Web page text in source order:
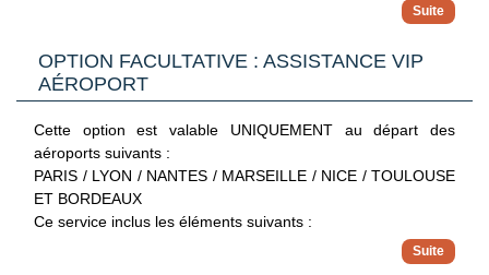
Annulations ou modifications dans le cas de billets émis :
voyage
De 60 à 31 jours du départ : 75 % du montant TTC du
De 30 jours au jour du départ : 100 % du montant TTC du
voyage
Cette classification est fournie à titre informatif uniquement
engager la responsabilité de Voyamar quant à l’appréciation
ou à la qualité effective des établissements concernés.
OPTION FACULTATIVE : ASSISTANCE VIP
AÉROPORT
Cette option est valable UNIQUEMENT au départ des
aéroports suivants :
PARIS / LYON / NANTES / MARSEILLE / NICE / TOULOUSE
ET BORDEAUX
Ce service inclus les éléments suivants :
- Accueil du client en dehors de l'aéroport ou dans l'aéroport